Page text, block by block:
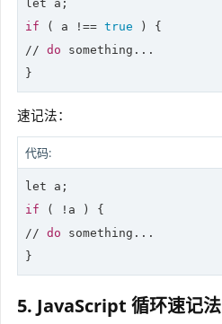
let
if ( a !== true ) {
// do something...
}
速记法：
代码:
let
if ( !a ) {
// do something...
}
5. JavaScript 循环速记法